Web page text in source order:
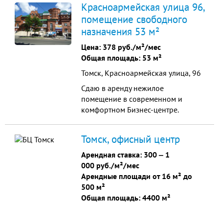
Красноармейская улица 96,
помещение свободного
назначения 53 м²
Цена: 378 руб./м²/мес
Общая площадь: 53 м²
Томск, Красноармейская улица, 96
Сдаю в аренду нежилое
помещение в современном и
комфортном Бизнес-центре.
города в центре Томска на
пересечении улиц Кирова и
Красноармейская. Площадь 53
кв.м., расположено в цокольном
этаже, имеется санузел, душ.
Подходит под размещение
Томск, офисный центр
Арендная ставка: 300 ‒ 1
000 руб./м²/мес
Арендные площади от 16 м² до
500 м²
Общая площадь: 4400 м²